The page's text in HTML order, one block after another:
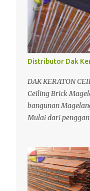
karena
4.Lebih efesien
Bersamaan den...
lagi
kuda melainkan
Distributor Dak
DAK KERATON
Ceiling Brick
bangunan
Mulai dari
ringan/panel serta
lagi menggunakan
kuda melainkan